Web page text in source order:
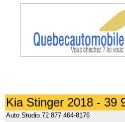
Kia Stinger 2018 - 39
Auto Studio 72 877 464-8176